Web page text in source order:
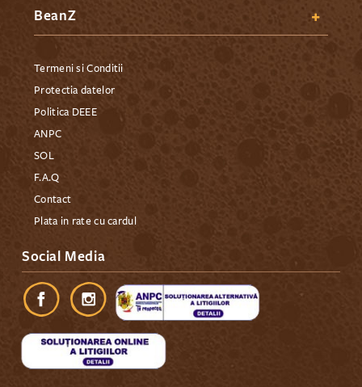
BeanZ
Termeni si Conditii
Protectia datelor
Politica DEEE
ANPC
SOL
F.A.Q
Contact
Plata in rate cu cardul
Social Media